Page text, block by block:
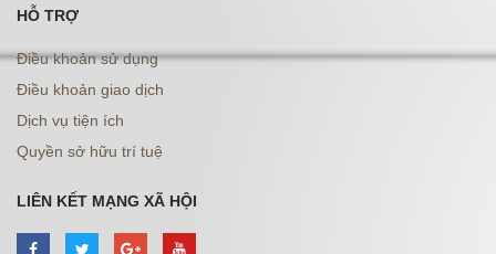
HỖ TRỢ
Điều khoản sử dụng
Điều khoản giao dịch
Dịch vụ tiện ích
Quyền sở hữu trí tuệ
LIÊN KẾT MẠNG XÃ HỘI